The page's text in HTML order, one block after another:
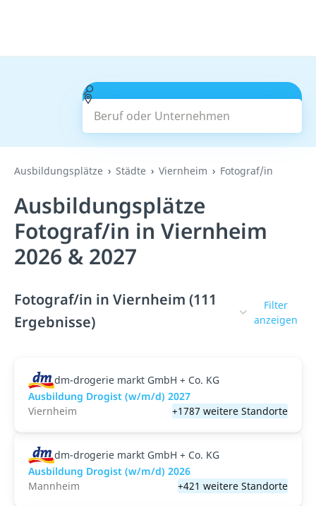
Beruf oder Unternehmen
Suchen
Ausbildungsplätze Städte Viernheim Fotograf/in
Ausbildungsplätze
Fotograf/in in Viernheim
2026 & 2027
Fotograf/in in Viernheim (111
Ergebnisse)
Filter
anzeigen
dm-drogerie markt GmbH + Co. KG
Ausbildung Drogist (w/m/d) 2027
Viernheim
+1787 weitere Standorte
dm-drogerie markt GmbH + Co. KG
Ausbildung Drogist (w/m/d) 2026
Mannheim
+421 weitere Standorte